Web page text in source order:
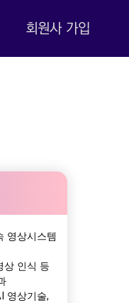
회원사 가입
영상시스템
상 인식 등
영상기술,